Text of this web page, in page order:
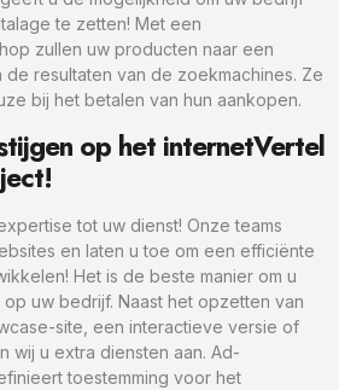
te zetten! Met een
zullen uw producten naar een
resultaten van de zoekmachines. Ze
bij het betalen van hun aankopen.
op het internetVertel
tot uw dienst! Onze teams
en laten u toe om een efficiënte
Het is de beste manier om u
uw bedrijf. Naast het opzetten van
site, een interactieve versie of
wij u extra diensten aan. Ad-
toestemming voor het